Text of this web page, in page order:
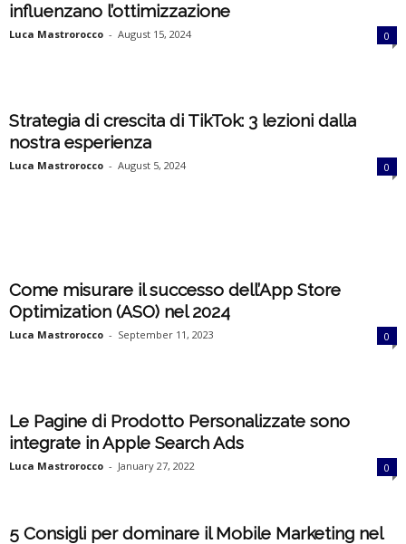
influenzano l’ottimizzazione
Luca Mastrorocco - August 15, 2024 0
Strategia di crescita di TikTok: 3 lezioni dalla
nostra esperienza
Luca Mastrorocco - August 5, 2024 0
Come misurare il successo dell’App Store
Optimization (ASO) nel 2024
Luca Mastrorocco - September 11, 2023 0
Le Pagine di Prodotto Personalizzate sono
integrate in Apple Search Ads
Luca Mastrorocco - January 27, 2022 0
5 Consigli per dominare il Mobile Marketing nel